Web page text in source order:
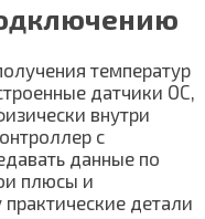
температур
датчики ОС,
внутри
с
данные по
плюсы и
детали